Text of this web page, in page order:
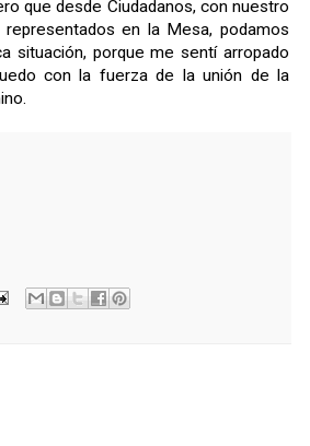
que desde Ciudadanos, con nuestro
en la Mesa, podamos
situación, porque me sentí arropado
con la fuerza de la unión de la